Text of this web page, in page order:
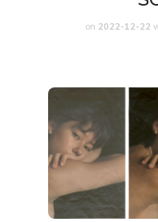
on 2022-12-22